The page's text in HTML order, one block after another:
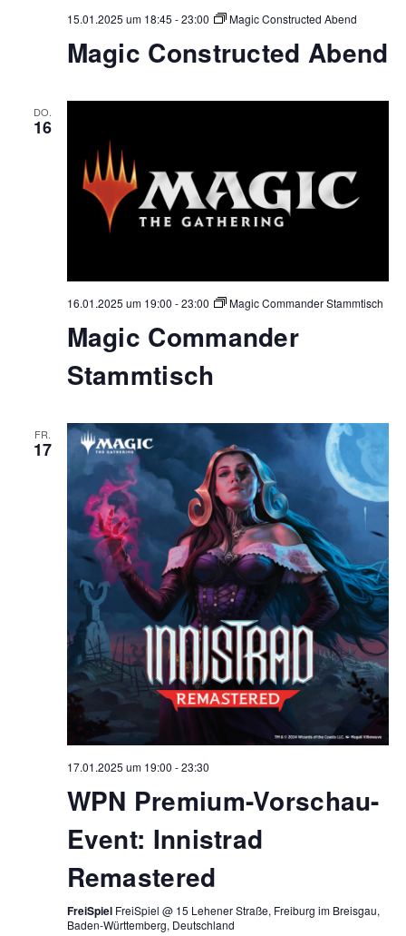
15.01.2025 um 18:45 -23:00 Magic Constructed Abend
Magic Constructed Abend
DO.
16
16.01.2025 um 19:00 -23:00 Magic Commander Stammtisch
Magic Commander
Stammtisch
FR.
17
17.01.2025 um 19:00 -23:30
WPN Premium-Vorschau-
Event: Innistrad
Remastered
FreiSpiel FreiSpiel @ 15 Lehener Straße, Freiburg im Breisgau,
Baden-Württemberg, Deutschland